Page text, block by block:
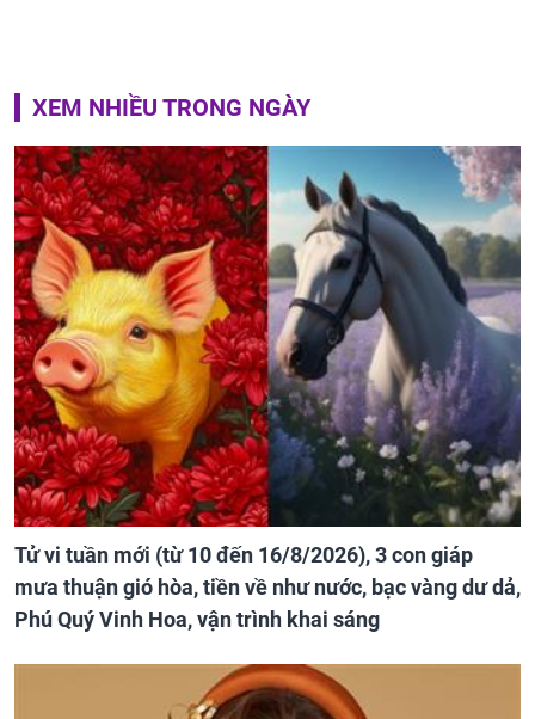
XEM NHIỀU TRONG NGÀY
Tử vi tuần mới (từ 10 đến 16/8/2026), 3 con giáp
mưa thuận gió hòa, tiền về như nước, bạc vàng dư dả,
Phú Quý Vinh Hoa, vận trình khai sáng